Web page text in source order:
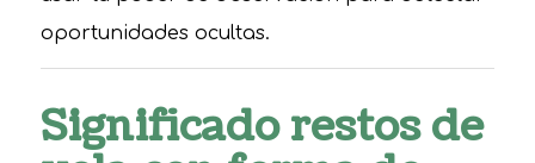
oportunidades ocultas.
Significado restos de